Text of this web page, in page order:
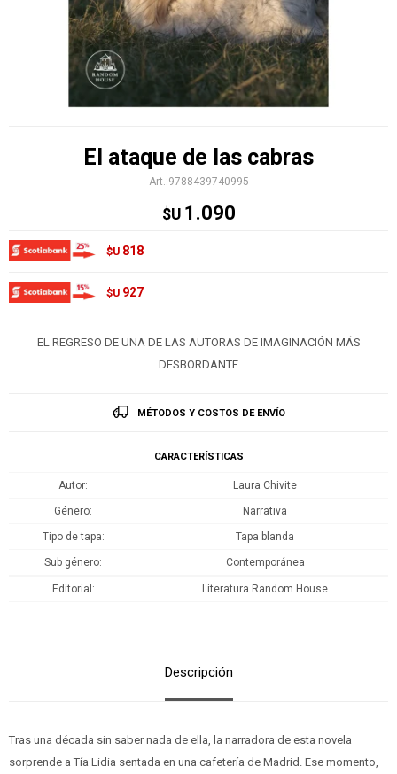
El ataque de las cabras
9788439740995
$U 1.090
$U 818
$U 927
EL REGRESO DE UNA DE LAS AUTORAS DE IMAGINACIÓN MÁS
DESBORDANTE
MÉTODOS Y COSTOS DE ENVÍO
CARACTERÍSTICAS
Autor Laura Chivite
Género Narrativa
Tipo de tapa Tapa blanda
Sub género Contemporánea
Editorial Literatura Random House
Descripción
Tras una década sin saber nada de ella, la narradora de esta novela
sorprende a Tía Lidia sentada en una cafetería de Madrid. Ese momento,